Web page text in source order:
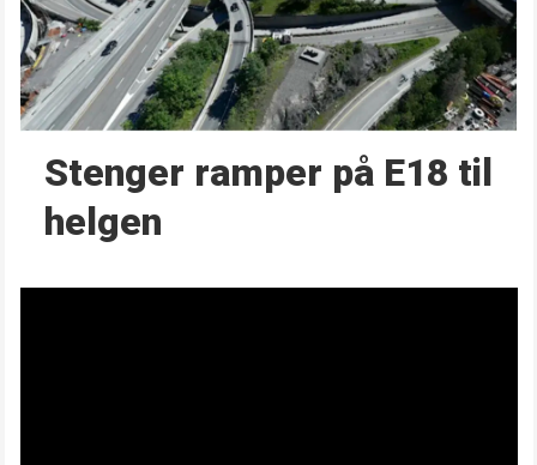
Stenger ramper på E18 til
helgen